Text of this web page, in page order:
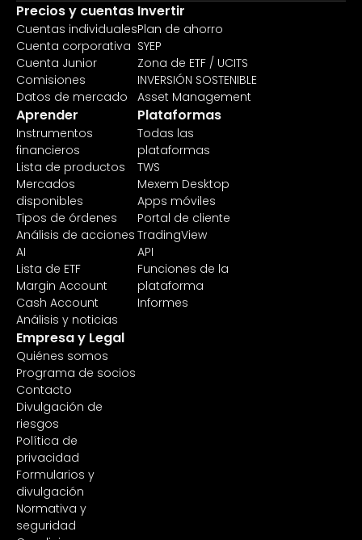
Precios y cuentas
Cuentas individuales
Cuenta corporativa
Cuenta Junior
Comisiones
Datos de mercado
Invertir
Plan de ahorro
SYEP
Zona de ETF / UCITS
INVERSIÓN SOSTENIBLE
Asset Management
Aprender
Instrumentos
financieros
Lista de productos
Mercados
disponibles
Tipos de órdenes
Análisis de acciones
AI
Lista de ETF
Margin Account
Cash Account
Análisis y noticias
Plataformas
Todas las
plataformas
TWS
Mexem Desktop
Apps móviles
Portal de cliente
TradingView
API
Funciones de la
plataforma
Informes
Empresa y Legal
Quiénes somos
Programa de socios
Contacto
Divulgación de
riesgos
Política de
privacidad
Formularios y
divulgación
Normativa y
seguridad